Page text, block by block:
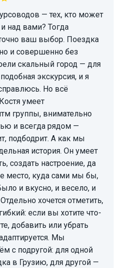
над вами? Тогда
ваш выбор. Поездка
и совершенно без
скальный город — для
экскурсия, и я
Но всё
умеет
группы, внимательно
и всегда рядом —
подбодрит. А как мы
история. Он умеет
создать настроение, да
место, куда сами мы бы,
и вкусно, и весело, и
хочется отметить,
если вы хотите что-
добавить или убрать
Мы
с подругой: для одной
в Грузию, для другой —